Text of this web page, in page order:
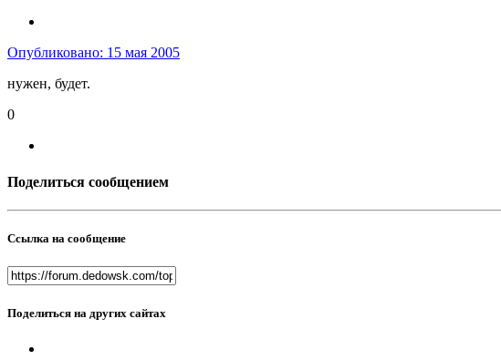
Опубликовано: 15 мая 2005
нужен, будет.
0
Поделиться сообщением
Ссылка на сообщение
Поделиться на других сайтах